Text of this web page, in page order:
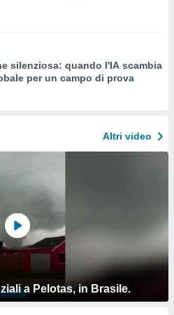
silenziosa: quando l'IA scambia
per un campo di prova
Altri video
a Pelotas, in Brasile.